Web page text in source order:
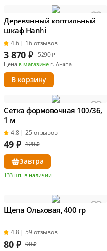
Деревянный коптильный
шкаф Hanhi
4.6 | 16 отзывов
3 870 ₽ 5290 ₽
Цена в магазине г. Анапа
В корзину
Сетка формовочная 100/36,
1 м
4.8 | 25 отзывов
49 ₽ 120 ₽
Завтра
133 шт. в наличии
Щепа Ольховая, 400 гр
4.8 | 59 отзывов
80 ₽ 90 ₽